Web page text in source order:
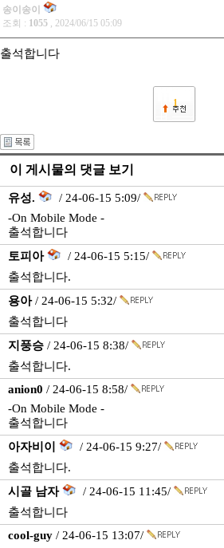
송이송이
조회 : 1055 , 2024/06/15 05:09
출석합니다
1
이 게시물의 댓글 보기
유성.
/ 24-06-15 5:09/
-On Mobile Mode -
출석합니다
토피아
/ 24-06-15 5:15/
출석합니다.
용아/ 24-06-15 5:32/
출석합니다
지풍승 / 24-06-15 8:38/
출석합니다.
anion0 / 24-06-15 8:58/
-On Mobile Mode -
출석합니다
아자비이
/ 24-06-15 9:27/
출석합니다.
시골 남자
/ 24-06-15 11:45/
출석합니다
cool-guy / 24-06-15 13:07/